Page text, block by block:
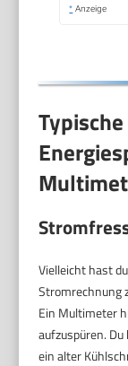
* Anzeige
Vielleicht hast
Stromrechnung
Ein Multimeter
aufzuspüren.
ein alter